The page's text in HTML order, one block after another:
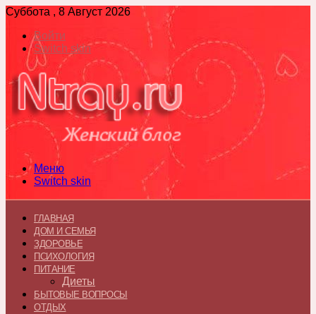
Суббота , 8 Август 2026
Войти
Switch skin
Меню
Switch skin
ГЛАВНАЯ
ДОМ И СЕМЬЯ
ЗДОРОВЬЕ
ПСИХОЛОГИЯ
ПИТАНИЕ
Диеты
БЫТОВЫЕ ВОПРОСЫ
ОТДЫХ